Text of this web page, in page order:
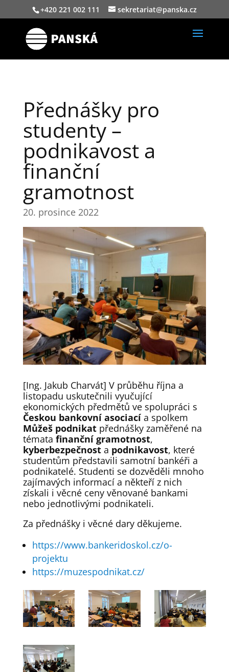
+420 221 002 111 sekretariat@panska.cz
Přednášky pro
studenty –
podnikavost a
finanční
gramotnost
20. prosince 2022
[Ing. Jakub Charvát] V průběhu října a
listopadu uskutečnili vyučující
ekonomických předmětů ve spolupráci s
Českou bankovní asociacía spolkem
Můžeš podnikatpřednášky zaměřené na
témata finanční gramotnost,
kyberbezpečnosta podnikavost, které
studentům představili samotní bankéři a
podnikatelé. Studenti se dozvěděli mnoho
zajímavých informací a někteří z nich
získali i věcné ceny věnované bankami
nebo jednotlivými podnikateli.
Za přednášky i věcné dary děkujeme.
https://www.bankeridoskol.cz/o-
projektu
https://muzespodnikat.cz/